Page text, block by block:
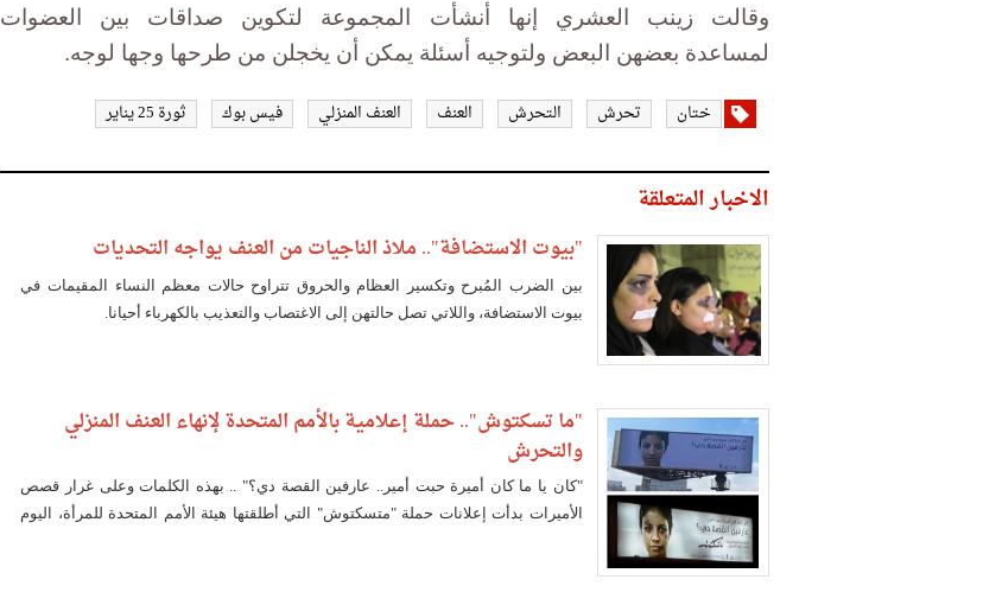
وقالت زينب العشري إنها أنشأت المجموعة لتكوين صداقات بين العضوات
لمساعدة بعضهن البعض ولتوجيه أسئلة يمكن أن يخجلن من طرحها وجها لوجه.
ختان تحرش التحرش العنف العنف المنزلي فيس بوك ثورة 25 يناير
الاخبار المتعلقة
"بيوت الاستضافة".. ملاذ الناجيات من العنف يواجه التحديات
بين الضرب المُبرح وتكسير العظام والحروق تتراوح حالات معظم النساء المقيمات في
بيوت الاستضافة، واللاتي تصل حالتهن إلى الاغتصاب والتعذيب بالكهرباء أحيانا.
"ما تسكتوش".. حملة إعلامية بالأمم المتحدة لإنهاء العنف المنزلي
والتحرش
"كان يا ما كان أميرة حبت أمير.. عارفين القصة دي؟" .. بهذه الكلمات وعلى غرار قصص
الأميرات بدأت إعلانات حملة "متسكتوش" التي أطلقتها هيئة الأمم المتحدة للمرأة، اليوم